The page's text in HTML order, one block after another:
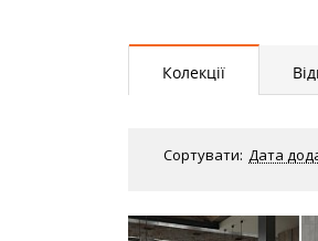
Колекції
Сортувати: Дата